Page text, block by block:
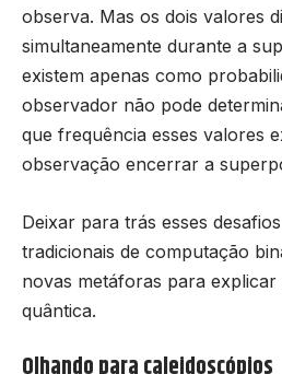
observa. Mas os dois valores
simultaneamente durante a
existem apenas como
observador não pode
que frequência esses valores
observação encerrar a
Deixar para trás esses
tradicionais de computação
novas metáforas para
quântica.